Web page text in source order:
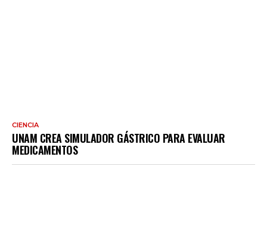
CIENCIA
UNAM CREA SIMULADOR GÁSTRICO PARA EVALUAR
MEDICAMENTOS